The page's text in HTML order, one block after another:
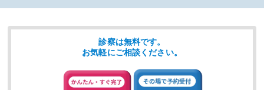
診察は無料です。
お気軽にご相談ください。